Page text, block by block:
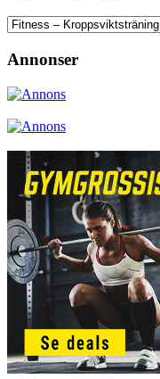
Annonser